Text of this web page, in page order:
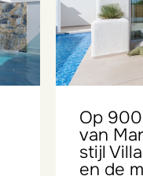
Op
van
stijl
en de